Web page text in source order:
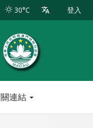
30°C 登入
連結